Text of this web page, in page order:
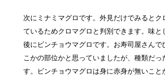
大学生は将来にたくさんの
近年では、大学を卒業しても就
次にミナミマグロです。外見だけでみると
ているためクロマグロと判別できます。味
後にビンチョウマグロです。お寿司屋さん
こかの部位かと思っていましたが、種類だ
す。ビンチョウマグロは身に赤身が無いこ